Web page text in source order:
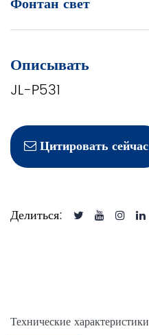
Описывать
JL-P531
Цитировать сейчас
Делиться:
Технические характеристики